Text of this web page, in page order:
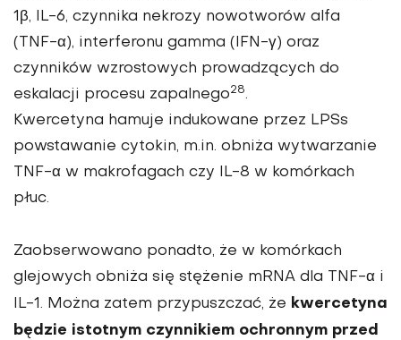
1β, IL-6, czynnika ne­krozy nowotworów alfa
(TNF-α), interferonu gamma (IFN-γ) oraz
czynników wzrostowych prowadzących do
eskalacji procesu zapalnego28.
Kwercetyna hamuje indukowane przez LPSs
powstawanie cytokin, m.in. obniża wytwarzanie
TNF-α w makrofagach czy IL-8 w komórkach
płuc.
Zaobserwowano ponadto, że w komórkach
glejowych obniża się stężenie mRNA dla TNF-α i
IL-1. Można zatem przypuszczać, że kwercetyna
będzie istotnym czynnikiem ochronnym przed